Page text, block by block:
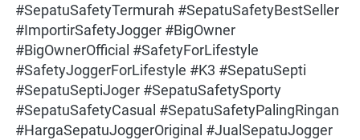
#SepatuSafetyTermurah #SepatuSafetyBestSeller
#ImportirSafetyJogger #BigOwner
#BigOwnerOfficial #SafetyForLifestyle
#SafetyJoggerForLifestyle #K3 #SepatuSepti
#SepatuSeptiJoger #SepatuSafetySporty
#SepatuSafetyCasual #SepatuSafetyPalingRingan
#HargaSepatuJoggerOriginal #JualSepatuJogger